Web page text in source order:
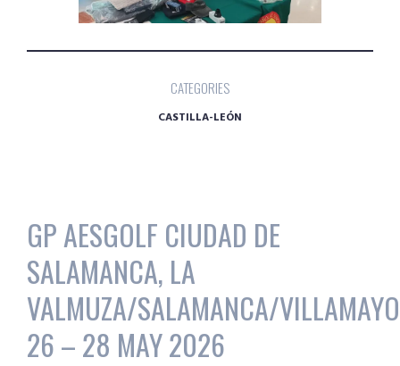
CATEGORIES
CASTILLA-LEÓN
GP AESGOLF CIUDAD DE
SALAMANCA, LA
VALMUZA/SALAMANCA/
26 – 28 MAY 2026